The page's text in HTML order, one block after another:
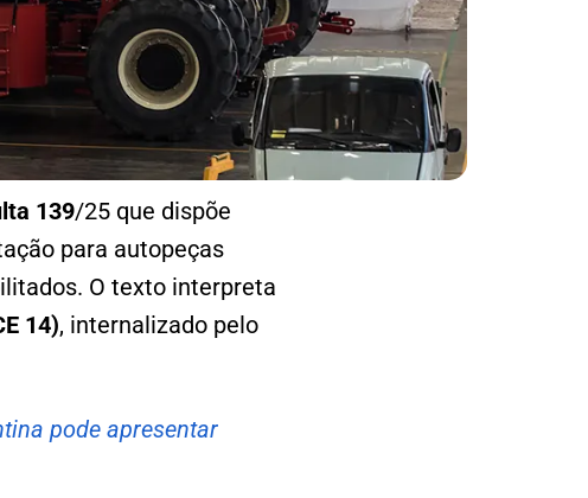
139/25 que dispõe
para autopeças
O texto interpreta
14), internalizado pelo
pode apresentar